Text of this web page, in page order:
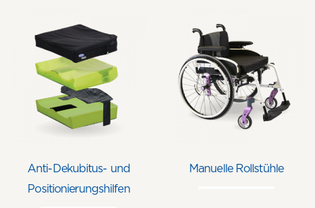
Anti-Dekubitus- und
Positionierungshilfen
Manuelle Rollstühle